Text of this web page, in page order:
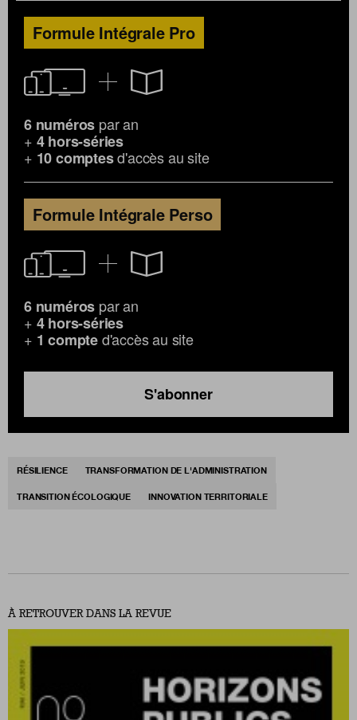
Formule Intégrale Pro
6 numéros par an
+ 4 hors-séries
+ 10 comptesd'accès au site
Formule Intégrale Perso
6 numéros par an
+ 4 hors-séries
+ 1 compted'accès au site
S'abonner
RÉSILIENCE TRANSFORMATION DE L'ADMINISTRATION
TRANSITION ÉCOLOGIQUE INNOVATION TERRITORIALE
À RETROUVER DANS LA REVUE